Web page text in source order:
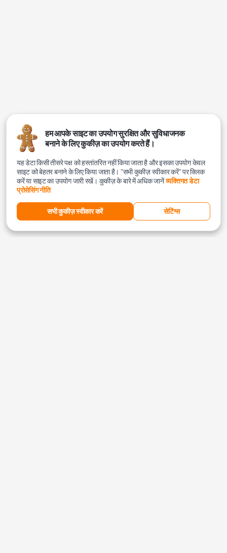
हम आपके साइट का उपयोग सुरक्षित और सुविधाजनक
बनाने के लिए कुकीज़ का उपयोग करते हैं।
यह डेटा किसी तीसरे पक्ष को हस्तांतरित नहीं किया जाता है और इसका उपयोग केवल
साइट को बेहतर बनाने के लिए किया जाता है। "सभी कुकीज़ स्वीकार करें" पर क्लिक
करें या साइट का उपयोग जारी रखें। कुकीज़ के बारे में अधिक जानेंव्यक्तिगत डेटा
प्रोसेसिंग नीति
सभी कुकीज़ स्वीकार करें सेटिंग्स